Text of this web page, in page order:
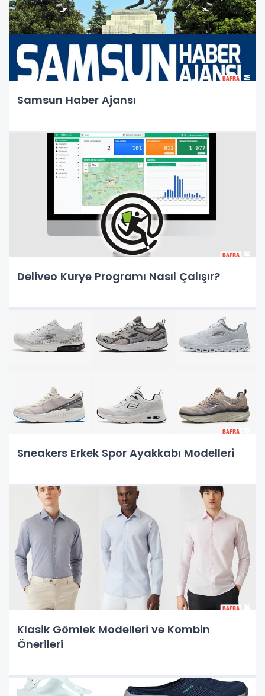
Samsun Haber Ajansı
Deliveo Kurye Programı Nasıl Çalışır?
Sneakers Erkek Spor Ayakkabı Modelleri
Klasik Gömlek Modelleri ve Kombin
Önerileri